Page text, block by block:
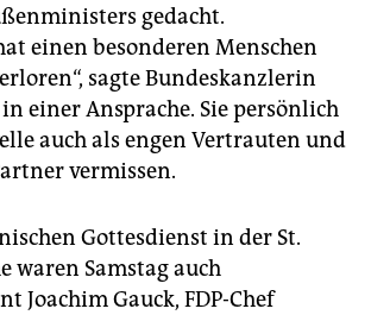
gedacht.
einen besonderen Menschen
sagte Bundeskanzlerin
einer Ansprache. Sie persönlich
auch als engen Vertrauten und
vermissen.
Gottesdienst in der St.
waren Samstag auch
Joachim Gauck, FDP-Chef